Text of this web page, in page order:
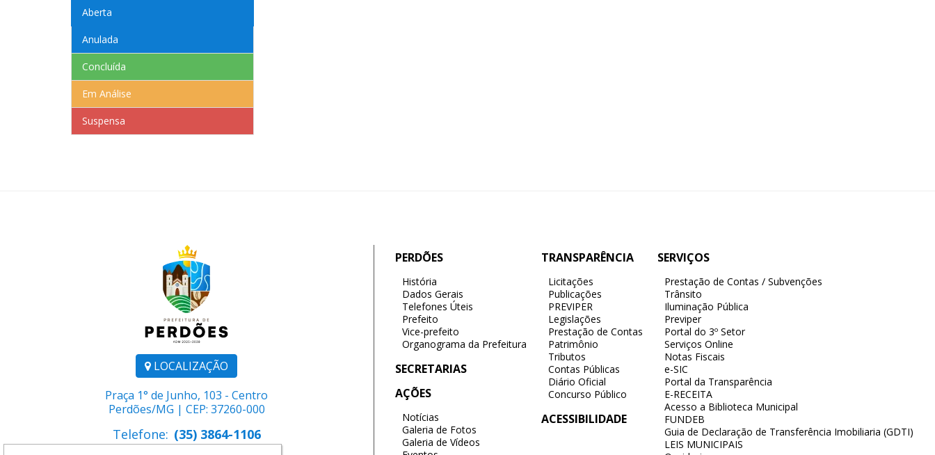
Aberta
Anulada
Concluída
Em Análise
Suspensa
LOCALIZAÇÃO
Praça 1° de Junho, 103 - Centro
Perdões/MG | CEP: 37260-000
Telefone: (35) 3864-1106
PERDÕES
História
Dados Gerais
Telefones Úteis
Prefeito
Vice-prefeito
Organograma da Prefeitura
SECRETARIAS
AÇÕES
Notícias
Galeria de Fotos
Galeria de Vídeos
TRANSPARÊNCIA
Licitações
Publicações
PREVIPER
Legislações
Prestação de Contas
Patrimônio
Tributos
Contas Públicas
Diário Oficial
Concurso Público
ACESSIBILIDADE
SERVIÇOS
Prestação de Contas / Subvenções
Trânsito
Iluminação Pública
Previper
Portal do 3º Setor
Serviços Online
Notas Fiscais
e-SIC
Portal da Transparência
E-RECEITA
Acesso a Biblioteca Municipal
FUNDEB
Guia de Declaração de Transferência Imobiliaria (GDTI)
LEIS MUNICIPAIS